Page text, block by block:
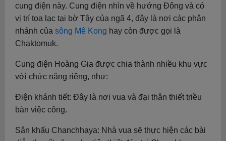
cung điện này. Cung điện nhìn về hướng Đông và có
vị trí tọa lạc tại bờ Tây của ngã 4, đây là nơi các phân
nhánh của sông Mê Kong hay còn được gọi là
Chaktomuk.
Cung điện Hoàng Gia được chia thành nhiều khu vực
với chức năng riêng, như:
Điện khánh tiết: Đây là nơi vua và đại thân thiết triều
bàn việc công.
Sân khấu Chanchhaya: Nhà vua sẽ thực hiện các bài